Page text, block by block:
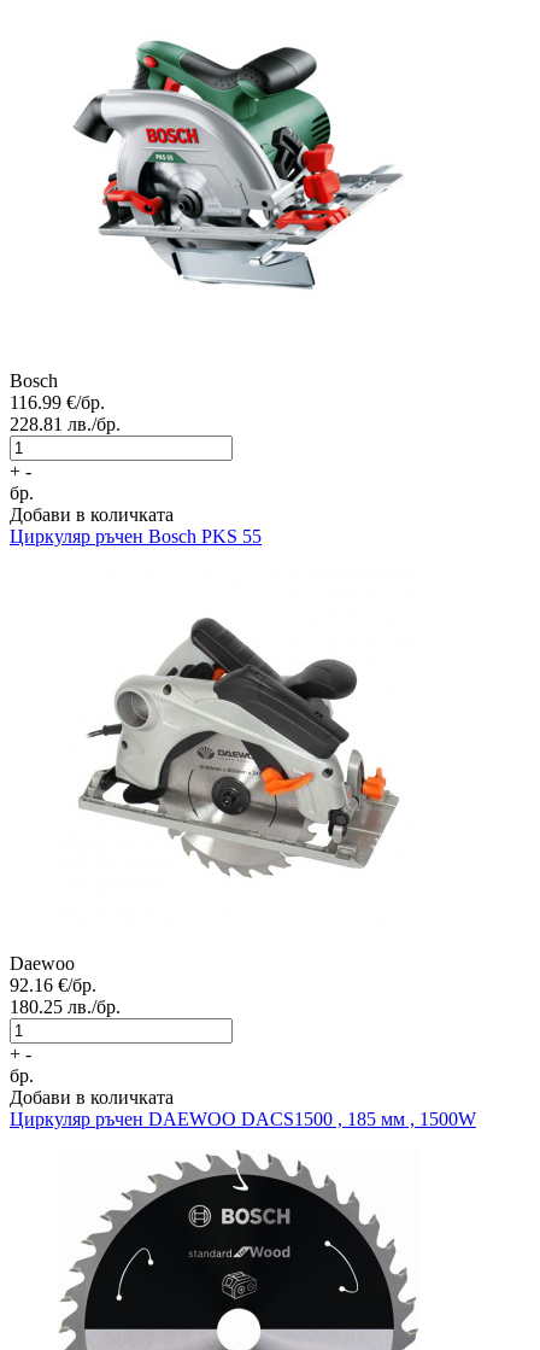
Bosch
116.99 €/бр.
228.81 лв./бр.
+ -
бр.
Добави в количката
Циркуляр ръчен Bosch PKS 55
Daewoo
92.16 €/бр.
180.25 лв./бр.
+ -
бр.
Добави в количката
Циркуляр ръчен DAEWOO DACS1500 , 185 мм , 1500W